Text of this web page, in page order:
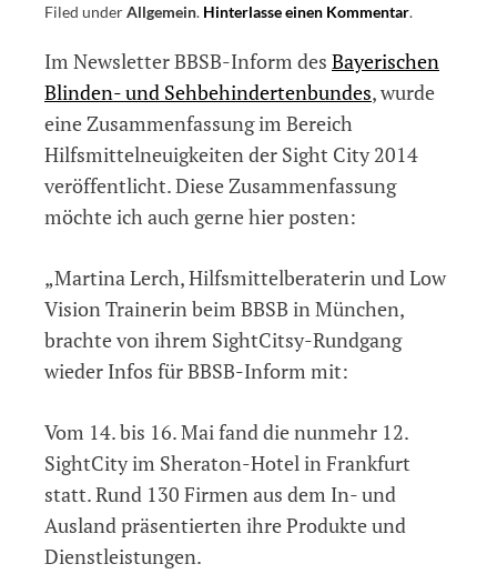
Filed underAllgemein. Hinterlasse einen Kommentaron
City
2014
–
grober
Hilfsmittel
.
Im Newsletter BBSB-Inform des Bayerischen
Blinden- und Sehbehindertenbundes, wurde
eine Zusammenfassung im Bereich
Hilfsmittelneuigkeiten der Sight City 2014
veröffentlicht. Diese Zusammenfassung
möchte ich auch gerne hier posten:
„Martina Lerch, Hilfsmittelberaterin und Low
Vision Trainerin beim BBSB in München,
brachte von ihrem SightCitsy-Rundgang
wieder Infos für BBSB-Inform mit:
Vom 14. bis 16. Mai fand die nunmehr 12.
SightCity im Sheraton-Hotel in Frankfurt
statt. Rund 130 Firmen aus dem In- und
Ausland präsentierten ihre Produkte und
Dienstleistungen.